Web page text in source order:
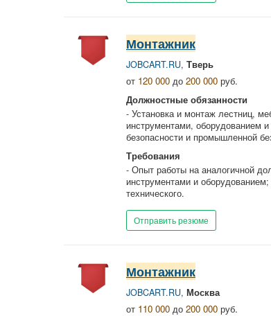
Монтажник
JOBCART.RU, Тверь
от 120 000 до 200 000 руб.
Должностные обязанности
- Установка и монтаж лестниц,
инструментами, оборудованием
безопасности и промышленной
Требования
- Опыт работы на аналогичной
инструментами и
технического.
Отправить резюме
Монтажник
JOBCART.RU, Москва
от 110 000 до 200 000 руб.